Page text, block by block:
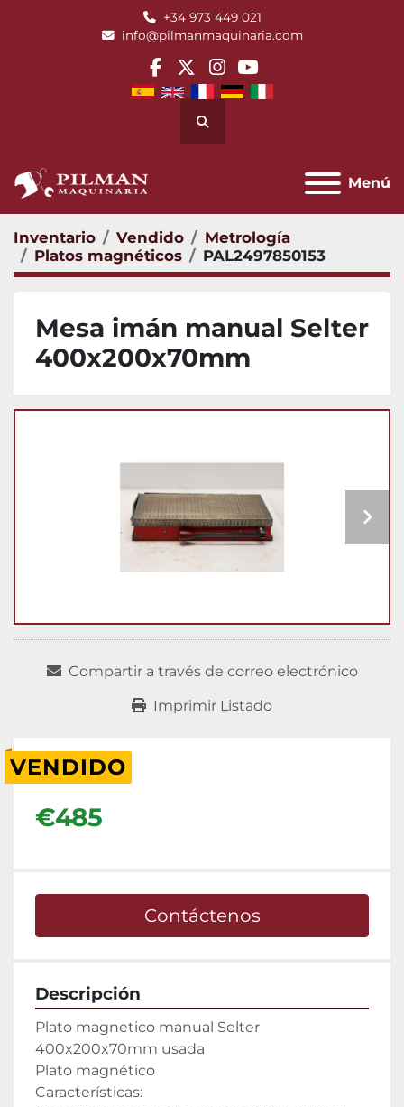
+34 973 449 021
info@pilmanmaquinaria.com
facebook
twitterinstagram
youtube
Buscar
Menú
Inventario Vendido
Metrología
Platos magnéticos
PAL2497850153
Mesa imán manual Selter
400x200x70mm
Compartir a través de correo electrónico
Imprimir Listado
VENDIDO
€485
Contáctenos
Descripción
Plato magnetico manual Selter
400x200x70mm usada
Plato magnético
Características: